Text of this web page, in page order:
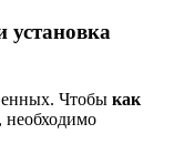
установка
Чтобы как
, необходимо